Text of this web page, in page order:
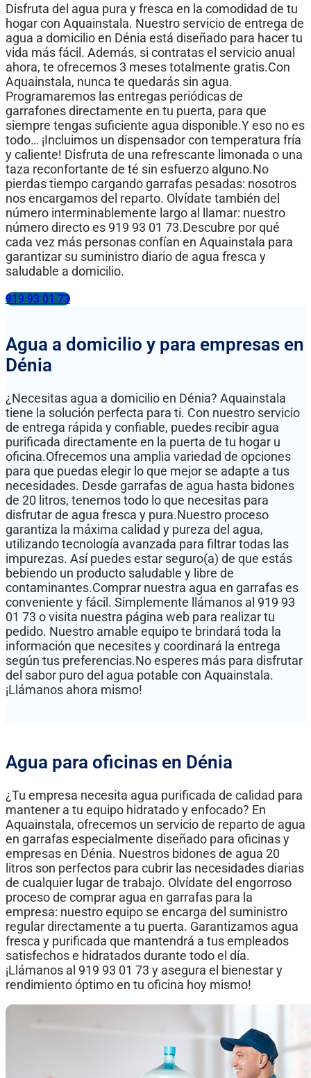
Disfruta del agua pura y fresca en la comodidad de tu
hogar con Aquainstala. Nuestro servicio de entrega de
agua a domicilio en Dénia está diseñado para hacer tu
vida más fácil. Además, si contratas el servicio anual
ahora, te ofrecemos 3 meses totalmente gratis.Con
Aquainstala, nunca te quedarás sin agua.
Programaremos las entregas periódicas de
garrafones directamente en tu puerta, para que
siempre tengas suficiente agua disponible.Y eso no es
todo… ¡Incluimos un dispensador con temperatura fría
y caliente! Disfruta de una refrescante limonada o una
taza reconfortante de té sin esfuerzo alguno.No
pierdas tiempo cargando garrafas pesadas: nosotros
nos encargamos del reparto. Olvídate también del
número interminablemente largo al llamar: nuestro
número directo es 919 93 01 73.Descubre por qué
cada vez más personas confían en Aquainstala para
garantizar su suministro diario de agua fresca y
saludable a domicilio.
919 93 01 73
Agua a domicilio y para empresas en
Dénia
¿Necesitas agua a domicilio en Dénia? Aquainstala
tiene la solución perfecta para ti. Con nuestro servicio
de entrega rápida y confiable, puedes recibir agua
purificada directamente en la puerta de tu hogar u
oficina.Ofrecemos una amplia variedad de opciones
para que puedas elegir lo que mejor se adapte a tus
necesidades. Desde garrafas de agua hasta bidones
de 20 litros, tenemos todo lo que necesitas para
disfrutar de agua fresca y pura.Nuestro proceso
garantiza la máxima calidad y pureza del agua,
utilizando tecnología avanzada para filtrar todas las
impurezas. Así puedes estar seguro(a) de que estás
bebiendo un producto saludable y libre de
contaminantes.Comprar nuestra agua en garrafas es
conveniente y fácil. Simplemente llámanos al 919 93
01 73 o visita nuestra página web para realizar tu
pedido. Nuestro amable equipo te brindará toda la
información que necesites y coordinará la entrega
según tus preferencias.No esperes más para disfrutar
del sabor puro del agua potable con Aquainstala.
¡Llámanos ahora mismo!
Agua para oficinas en Dénia
¿Tu empresa necesita agua purificada de calidad para
mantener a tu equipo hidratado y enfocado? En
Aquainstala, ofrecemos un servicio de reparto de agua
en garrafas especialmente diseñado para oficinas y
empresas en Dénia. Nuestros bidones de agua 20
litros son perfectos para cubrir las necesidades diarias
de cualquier lugar de trabajo. Olvídate del engorroso
proceso de comprar agua en garrafas para la
empresa: nuestro equipo se encarga del suministro
regular directamente a tu puerta. Garantizamos agua
fresca y purificada que mantendrá a tus empleados
satisfechos e hidratados durante todo el día.
¡Llámanos al 919 93 01 73 y asegura el bienestar y
rendimiento óptimo en tu oficina hoy mismo!